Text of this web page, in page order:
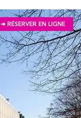
➔ RÉSERVER EN LIGNE